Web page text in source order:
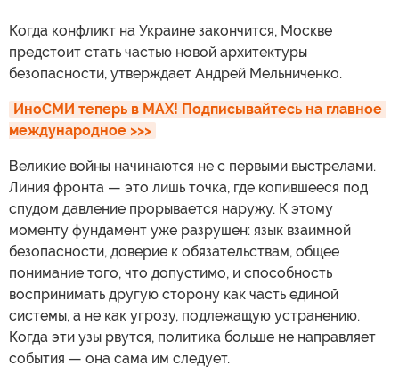
Когда конфликт на Украине закончится, Москве
предстоит стать частью новой архитектуры
безопасности, утверждает Андрей Мельниченко.
ИноСМИ теперь в MAX! Подписывайтесь на главное
международное >>>
Великие войны начинаются не с первыми выстрелами.
Линия фронта — это лишь точка, где копившееся под
спудом давление прорывается наружу. К этому
моменту фундамент уже разрушен: язык взаимной
безопасности, доверие к обязательствам, общее
понимание того, что допустимо, и способность
воспринимать другую сторону как часть единой
системы, а не как угрозу, подлежащую устранению.
Когда эти узы рвутся, политика больше не направляет
события — она сама им следует.